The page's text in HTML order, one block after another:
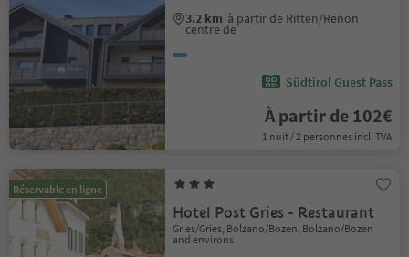
3.2 km à partir de Ritten/Renon
centre de
Südtirol Guest Pass
À partir de 102€
1 nuit / 2 personnes incl. TVA
Réservable en ligne
Hotel Post Gries - Restaurant
Gries/Gries, Bolzano/Bozen, Bolzano/Bozen
and environs